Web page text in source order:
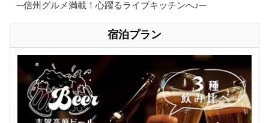
─信州グルメ満載！心躍るライブキッチンへ♪─
宿泊プラン